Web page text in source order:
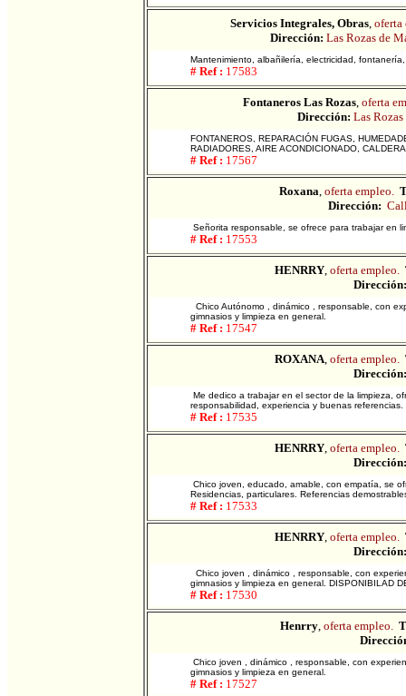
Servicios Integrales, Obras, oferta
Dirección: Las Rozas de
Mantenimiento, albañilería, electricidad,
# Ref : 17583
Fontaneros Las Rozas, oferta
Dirección: Las Rozas
FONTANEROS, REPARACIÓN FUGAS,
RADIADORES, AIRE ACONDICIONADO,
# Ref : 17567
Roxana, oferta empleo.
Dirección:
Señorita responsable, se ofrece para trabajar en
# Ref : 17553
HENRRY, oferta empleo.
Dirección:
Chico Autónomo , dinámico , responsable, con
gimnasios y limpieza en general.
# Ref : 17547
ROXANA, oferta empleo.
Dirección:
Me dedico a trabajar en el sector de la limpieza,
responsabilidad, experiencia y buenas referencias.
# Ref : 17535
HENRRY, oferta empleo.
Dirección:
Chico joven, educado, amable, con empatía, se
Residencias, particulares. Referencias
# Ref : 17533
HENRRY, oferta empleo.
Dirección:
Chico joven , dinámico , responsable, con
gimnasios y limpieza en general. DISPONIBILAD
# Ref : 17530
Henrry, oferta empleo.
Chico joven , dinámico , responsable, con
gimnasios y limpieza en general.
# Ref : 17527